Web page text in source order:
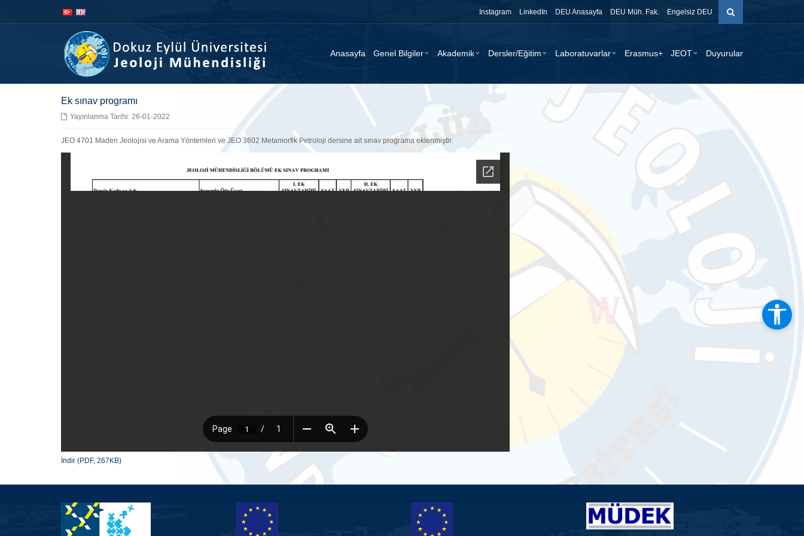
Instagram LinkedIn DEU Anasayfa DEU Müh. Fak. Engelsiz DEU
Anasayfa Genel Bilgiler Akademik Dersler/Eğitim Laboratuvarlar Erasmus+ JEOT Duyurular
Ek sınav programı
Yayınlanma Tarihi: 26-01-2022
JEO 4701 Maden Jeolojisi ve Arama Yöntemleri ve JEO 3602 Metamorfik Petroloji dersine ait sınav programa eklenmiştir.
İndir (PDF, 267KB)